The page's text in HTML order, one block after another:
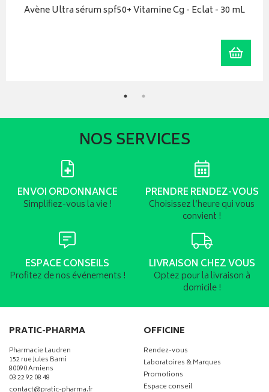
Avène Ultra sérum spf50+ Vitamine Cg - Eclat - 30 mL
NOS SERVICES
ENVOI ORDONNANCE
Simplifiez-vous la vie !
PRENDRE RENDEZ-VOUS
Choisissez l’heure qui vous
convient !
ESPACE CONSEILS
Profitez de nos événements !
LIVRAISON CHEZ VOUS
Optez pour la livraison à
domicile !
PRATIC-PHARMA
Pharmacie Laudren
152 rue Jules Barni
80090 Amiens
03 22 92 08 48
- -
OFFICINE
Rendez-vous
Laboratoires & Marques
Promotions
Espace conseil